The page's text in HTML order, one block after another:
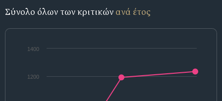
Σύνολο όλων των κριτικών ανά έτος
1200
1400